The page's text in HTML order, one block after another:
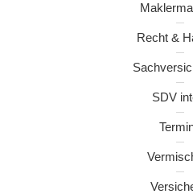
Recht &
SDV